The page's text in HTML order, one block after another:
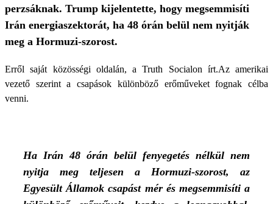
perzsáknak. Trump kijelentette, hogy megsemmisíti
Irán energiaszektorát, ha 48 órán belül nem nyitják
meg a Hormuzi-szorost.
Erről saját közösségi oldalán, a Truth Socialon írt.Az amerikai
vezető szerint a csapások különböző erőműveket fognak célba
venni.
Ha Irán 48 órán belül fenyegetés nélkül nem
nyitja meg teljesen a Hormuzi-szorost, az
Egyesült Államok csapást mér és megsemmisíti a